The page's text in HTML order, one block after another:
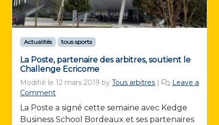
Actualités tous sports
La Poste, partenaire des arbitres, soutient le
Challenge Ecricome
Modifié le 12 mars 2019 by Tous arbitres |
Leave a
Comment
La Poste a signé cette semaine avec Kedge
Business School Bordeaux et ses partenaires